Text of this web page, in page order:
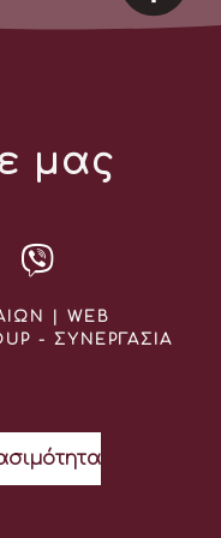
μας
| WEB
- ΣΥΝΕΡΓΑΣΙΑ